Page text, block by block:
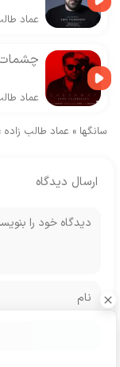
عماد
عماد
سانگها » عماد طالب زاده
ارسال دیدگاه